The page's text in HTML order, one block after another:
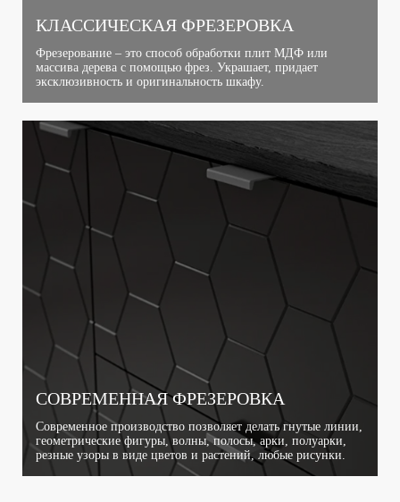
КЛАССИЧЕСКАЯ ФРЕЗЕРОВКА
Фрезерование – это способ обработки плит МДФ или
массива дерева с помощью фрез. Украшает, придает
эксклюзивность и оригинальность шкафу.
СОВРЕМЕННАЯ ФРЕЗЕРОВКА
Современное производство позволяет делать гнутые линии,
геометрические фигуры, волны, полосы, арки, полуарки,
резные узоры в виде цветов и растений, любые рисунки.